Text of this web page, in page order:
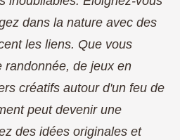
dans la nature avec des
les liens. Que vous
randonnée, de jeux en
créatifs autour d'un feu de
peut devenir une
des idées originales et